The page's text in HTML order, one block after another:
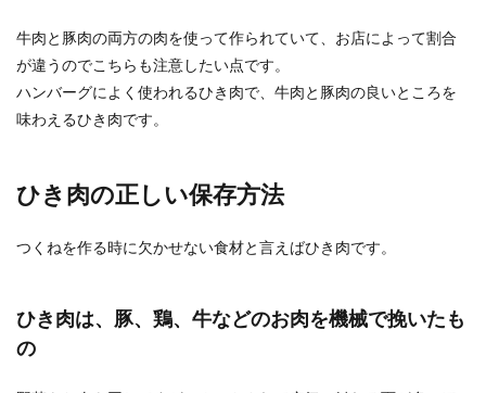
牛肉と豚肉の両方の肉を使って作られていて、お店によって割合
が違うのでこちらも注意したい点です。
ハンバーグによく使われるひき肉で、牛肉と豚肉の良いところを
味わえるひき肉です。
ひき肉の正しい保存方法
つくねを作る時に欠かせない食材と言えばひき肉です。
ひき肉は、豚、鶏、牛などのお肉を機械で挽いたも
の